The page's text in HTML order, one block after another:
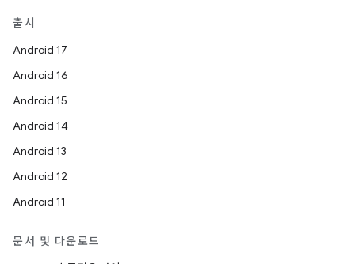
출시
Android 17
Android 16
Android 15
Android 14
Android 13
Android 12
Android 11
문서 및 다운로드